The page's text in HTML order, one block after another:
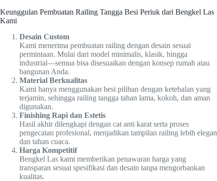
Keunggulan Pembuatan Railing Tangga Besi Periuk dari Bengkel Las
Kami
Desain Custom
Kami menerima pembuatan railing dengan desain sesuai
permintaan. Mulai dari model minimalis, klasik, hingga
industrial—semua bisa disesuaikan dengan konsep rumah atau
bangunan Anda.
Material Berkualitas
Kami hanya menggunakan besi pilihan dengan ketebalan yang
terjamin, sehingga railing tangga tahan lama, kokoh, dan aman
digunakan.
Finishing Rapi dan Estetis
Hasil akhir dilengkapi dengan cat anti karat serta proses
pengecatan profesional, menjadikan tampilan railing lebih elegan
dan tahan cuaca.
Harga Kompetitif
Bengkel Las kami memberikan penawaran harga yang
transparan sesuai spesifikasi dan desain tanpa mengorbankan
kualitas.